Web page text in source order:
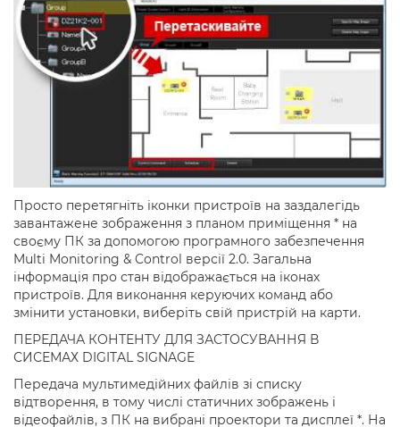
Просто перетягніть іконки пристроїв на заздалегідь
завантажене зображення з планом приміщення * на
своєму ПК за допомогою програмного забезпечення
Multi Monitoring & Control версії 2.0. Загальна
інформація про стан відображається на іконах
пристроїв. Для виконання керуючих команд або
змінити установки, виберіть свій пристрій на карти.
ПЕРЕДАЧА КОНТЕНТУ ДЛЯ ЗАСТОСУВАННЯ В
СИСЕМАХ DIGITAL SIGNAGE
Передача мультимедійних файлів зі списку
відтворення, в тому числі статичних зображень і
відеофайлів, з ПК на вибрані проектори та дисплеї *. На